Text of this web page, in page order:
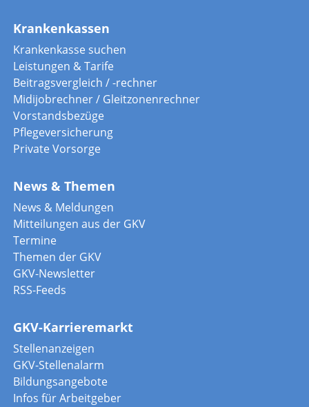
Krankenkassen
Krankenkasse suchen
Leistungen & Tarife
Beitragsvergleich / -rechner
Midijobrechner / Gleitzonenrechner
Vorstandsbezüge
Pflegeversicherung
Private Vorsorge
News & Themen
News & Meldungen
Mitteilungen aus der GKV
Termine
Themen der GKV
GKV-Newsletter
RSS-Feeds
GKV-Karrieremarkt
Stellenanzeigen
GKV-Stellenalarm
Bildungsangebote
Infos für Arbeitgeber